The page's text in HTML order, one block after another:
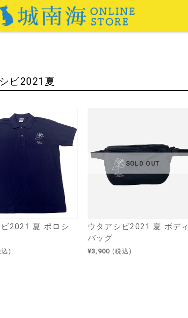
ビ2021夏
2021 夏 ポロシ
)
SOLD OUT
ウタアシビ2021 夏 ボディ
バッグ
¥3,900 (税込)